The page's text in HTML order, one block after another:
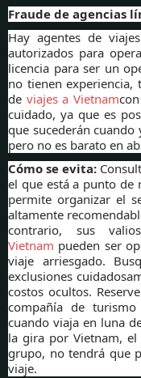
Fraude de agencias
Hay agentes de
autorizados para
licencia para ser un
no tienen experiencia,
de viajes a Vietnam
cuidado, ya que es
que sucederán
pero no es barato en
Cómo se evita:
el que está a punto de
permite organizar el
altamente
contrario, sus
Vietnam pueden ser
viaje arriesgado.
exclusiones
costos ocultos.
compañía de
cuando viaja en luna
la gira por Vietnam,
grupo, no tendrá que
viaje.